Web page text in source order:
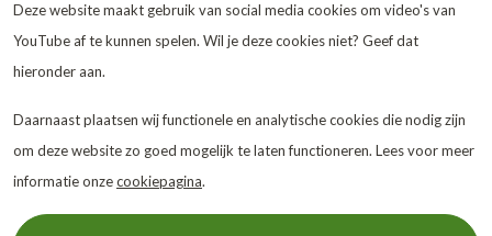
JOP | medewerkers
gewaardeerd op ZorgkaartNederland.
Deze website maakt gebruik van social media cookies om video's van
YouTube af te kunnen spelen. Wil je deze cookies niet? Geef dat
hieronder aan.
Daarnaast plaatsen wij functionele en analytische cookies die nodig zijn
om deze website zo goed mogelijk te laten functioneren. Lees voor meer
informatie onzecookiepagina.